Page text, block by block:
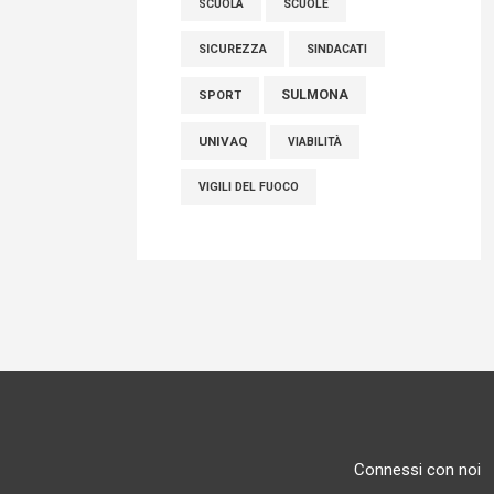
SCUOLA SCUOLE
SICUREZZA SINDACATI
SPORT SULMONA
UNIVAQ VIABILITÀ
VIGILI DEL FUOCO
Connessi con noi